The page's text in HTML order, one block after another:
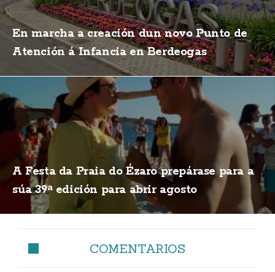
En marcha a creación dun novo Punto de
Atención á Infancia en Berdeogas
A Festa da Praia do Ézaro prepárase para a
súa 39ª edición para abrir agosto
COMENTARIOS